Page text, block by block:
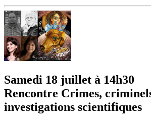
Samedi 18 juillet à 14h30
Rencontre Crimes,
investigations scientifiques